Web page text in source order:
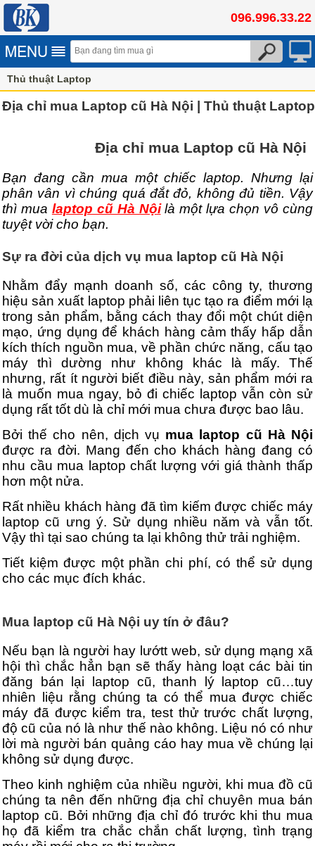
096.996.33.22
Thủ thuật Laptop
Địa chỉ mua Laptop cũ Hà Nội | Thủ thuật Laptop
Địa chỉ mua Laptop cũ Hà Nội
Bạn đang cần mua một chiếc laptop. Nhưng lại
phân vân vì chúng quá đắt đỏ, không đủ tiền. Vậy
thì mua laptop cũ Hà Nộilà một lựa chọn vô cùng
tuyệt vời cho bạn.
Sự ra đời của dịch vụ mua laptop cũ Hà Nội
Nhằm đẩy mạnh doanh số, các công ty, thương
hiệu sản xuất laptop phải liên tục tạo ra điểm mới lạ
trong sản phẩm, bằng cách thay đổi một chút diện
mạo, ứng dụng để khách hàng cảm thấy hấp dẫn
kích thích nguồn mua, về phần chức năng, cấu tạo
máy thì dường như không khác là mấy. Thế
nhưng, rất ít người biết điều này, sản phẩm mới ra
là muốn mua ngay, bỏ đi chiếc laptop vẫn còn sử
dụng rất tốt dù là chỉ mới mua chưa được bao lâu.
Bởi thế cho nên, dịch vụ mua laptop cũ Hà Nội
được ra đời. Mang đến cho khách hàng đang có
nhu cầu mua laptop chất lượng với giá thành thấp
hơn một nửa.
Rất nhiều khách hàng đã tìm kiếm được chiếc máy
laptop cũ ưng ý. Sử dụng nhiều năm và vẫn tốt.
Vậy thì tại sao chúng ta lại không thử trải nghiệm.
Tiết kiệm được một phần chi phí, có thể sử dụng
cho các mục đích khác.
Mua laptop cũ Hà Nội uy tín ở đâu?
Nếu bạn là người hay lướtt web, sử dụng mạng xã
hội thì chắc hẳn bạn sẽ thấy hàng loạt các bài tin
đăng bán lại laptop cũ, thanh lý laptop cũ…tuy
nhiên liệu rằng chúng ta có thể mua được chiếc
máy đã được kiểm tra, test thử trước chất lượng,
độ cũ của nó là như thế nào không. Liệu nó có như
lời mà người bán quảng cáo hay mua về chúng lại
không sử dụng được.
Theo kinh nghiệm của nhiều người, khi mua đồ cũ
chúng ta nên đến những địa chỉ chuyên mua bán
laptop cũ. Bởi những địa chỉ đó trước khi thu mua
họ đã kiểm tra chắc chắn chất lượng, tình trạng